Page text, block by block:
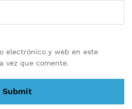
electrónico y web en este
vez que comente.